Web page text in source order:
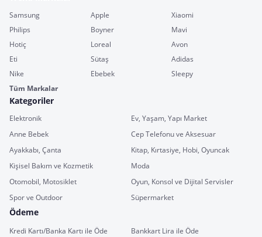
Samsung Apple
Xiaomi
Philips
Boyner
Mavi
Hotiç
Loreal
Avon
Eti
Sütaş
Adidas
Nike
Ebebek
Sleepy
Tüm Markalar
Kategoriler
Elektronik
Ev, Yaşam, Yapı Market
Anne Bebek
Cep Telefonu ve Aksesuar
Ayakkabı, Çanta
Kitap, Kırtasiye, Hobi, Oyuncak
Kişisel Bakım ve Kozmetik
Moda
Otomobil, Motosiklet
Oyun, Konsol ve Dijital Servisler
Spor ve Outdoor
Süpermarket
Ödeme
Kredi Kartı/Banka Kartı ile Öde
Bankkart Lira ile Öde